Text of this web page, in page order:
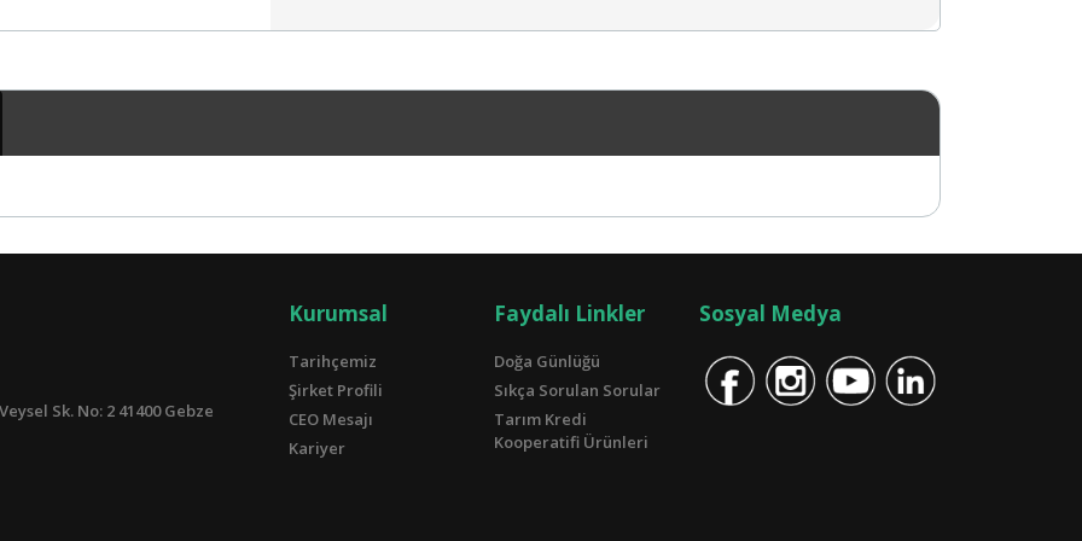
Sk. No: 2 41400 Gebze
Kurumsal
Tarihçemiz
Şirket Profili
CEO Mesajı
Kariyer
Faydalı Linkler
Doğa Günlüğü
Sıkça Sorulan Sorular
Tarım Kredi
Kooperatifi Ürünleri
Sosyal Medya